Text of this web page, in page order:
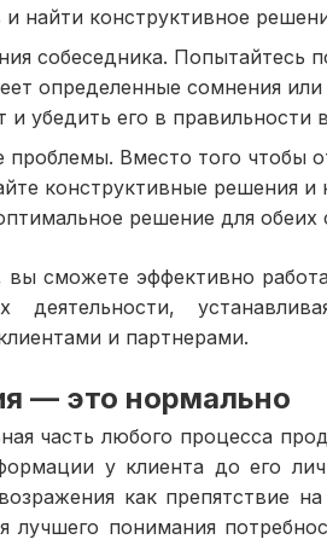
найти конструктивное
собеседника. Попытайтесь
определенные сомнения
и убедить его в правильности
проблемы. Вместо того чтобы
конструктивные решения
решение для обеих
сможете эффективно
и партнерами.
— это нормально
часть любого процесса
у клиента до его
как препятствие
понимания